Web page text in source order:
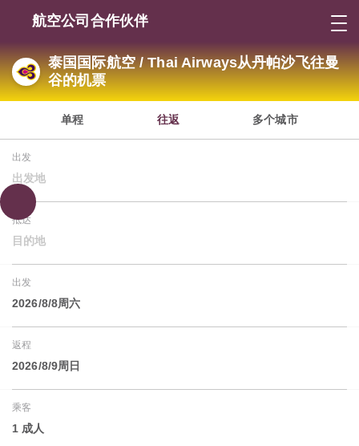
航空公司合作伙伴
泰国国际航空 / Thai Airways从丹帕沙飞往曼
谷的机票
单程 往返 多个城市
出发
出发地
抵达
目的地
出发
2026/8/8周六
返程
2026/8/9周日
乘客
1 成人